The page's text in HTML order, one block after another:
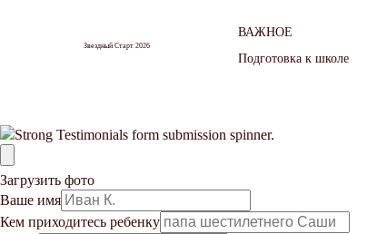
Звездный Старт 2026
ВАЖНОЕ
Подготовка к школе
Загрузить фото
Ваше имя
Кем приходитесь ребенку